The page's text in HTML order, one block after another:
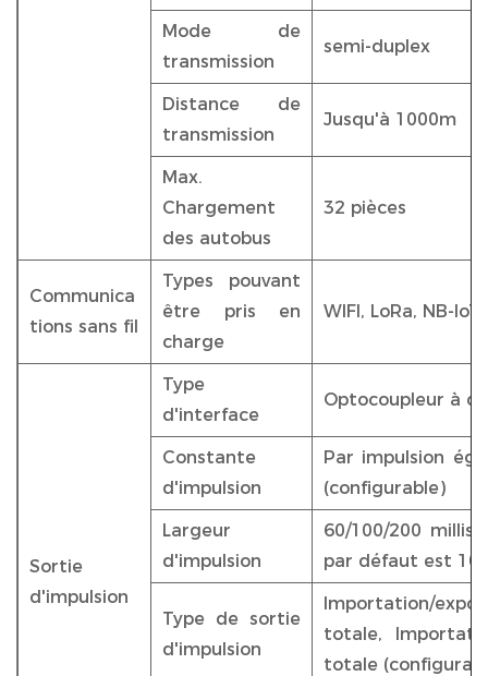
Mode de
transmission
semi-duplex
Distance de
transmission
Jusqu'à 1000m
Max.
Chargement
des autobus
32 pièces
Communica
tions sans fil
Types pouvant
être pris en
charge
WIFI, LoRa, NB-
Sortie
d'impulsion
Type
d'interface
Optocoupleur à
Constante
d'impulsion
Par impulsion
(configurable)
Largeur
d'impulsion
60/100/200
par défaut est
Type de sortie
d'impulsion
Importation/
totale,
totale